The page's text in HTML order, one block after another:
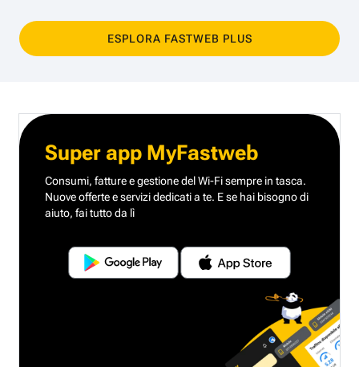
ESPLORA FASTWEB PLUS
Super app MyFastweb
Consumi, fatture e gestione del Wi-Fi sempre in tasca.
Nuove offerte e servizi dedicati a te. E se hai bisogno di
aiuto, fai tutto da lì